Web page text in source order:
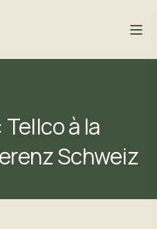
à la
Schweiz